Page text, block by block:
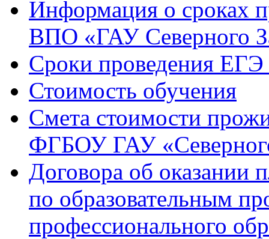
Информация о сроках
ВПО «ГАУ Северного
Сроки проведения ЕГЭ
Стоимость обучения
Смета стоимости
ФГБОУ ГАУ
Договора об оказании
по образовательным
профессионального